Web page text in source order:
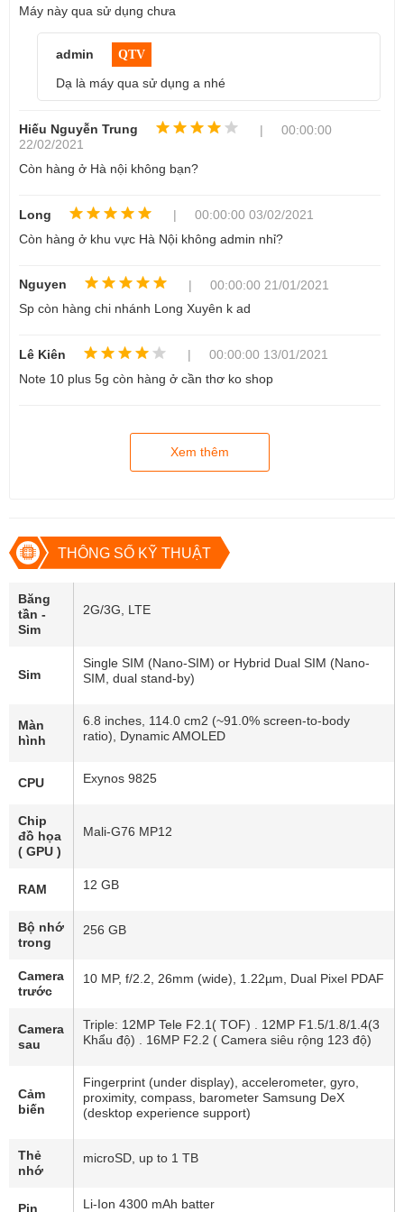
✅ 21 bước test
Các lý do nên mua Samsung Galaxy Note
10 Plus 5G Hàn
1. Samsung Galaxy Note 10 Plus có thiết kế
đẳng cấp
Samsung Galaxy Note 10 Plus 5G Hàn Cũ sở hữu vẻ ngoài sang
chảnh, mức độ hoàn thiện cao. Thiết kế nguyên khối tinh tế cùng
màn hình tràn viền cong mềm mại tạo nên tổng thể thời thượng.
dấu ấn không bao giờ là nỗi thời của dòng Galaxy Note.
Tỷ lệ máy 162.3 x 77.2 x 7.9 mm và trọng lượng 198 g rất vừa
phải, cho cảm giác cầm nắm chắc tay, thoải mái. Cả mặt trước
và sau của Note 10 Plus 5G đều được bảo vệ bởi lớp kính
cường lực bền bỉ. Ngoài ra, thiết bị còn đạt chống nước kháng bụi
chuẩn IP68.
Máy này qua sử dụng chưa
admin QTV
Dạ là máy qua sử dụng a nhé
Hiếu Nguyễn Trung
| 00:00:00
22/02/2021
Còn hàng ở Hà nội không bạn?
Long
| 00:00:00 03/02/2021
Còn hàng ở khu vực Hà Nội không admin nhỉ?
Nguyen
| 00:00:00 21/01/2021
Sp còn hàng chi nhánh Long Xuyên k ad
Lê Kiên
| 00:00:00 13/01/2021
Note 10 plus 5g còn hàng ở cần thơ ko shop
Xem thêm
THÔNG SỐ KỸ THUẬT
Băng
tần -
Sim
2G/3G, LTE
Sim
Single SIM (Nano-SIM) or Hybrid Dual SIM (Nano-
SIM, dual stand-by)
Màn
hình
6.8 inches, 114.0 cm2 (~91.0% screen-to-body
ratio), Dynamic AMOLED
CPU Exynos 9825
Chip
đồ họa
( GPU )
Mali-G76 MP12
RAM 12 GB
Bộ nhớ
trong
256 GB
Camera
trước
10 MP, f/2.2, 26mm (wide), 1.22µm, Dual Pixel PDAF
Camera
sau
Triple: 12MP Tele F2.1( TOF) . 12MP F1.5/1.8/1.4(3
Khẩu độ) . 16MP F2.2 ( Camera siêu rộng 123 độ)
Cảm
biến
Fingerprint (under display), accelerometer, gyro,
proximity, compass, barometer Samsung DeX
(desktop experience support)
Thẻ
nhớ
microSD, up to 1 TB
Pin Li-Ion 4300 mAh batter